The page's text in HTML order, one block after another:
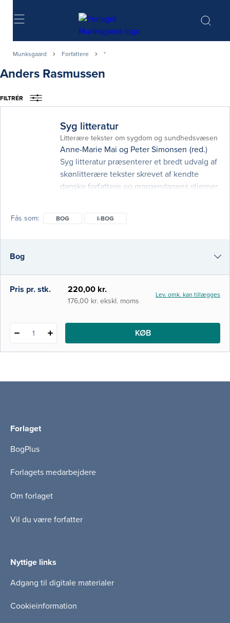
Søg
Munksgaard Forfattere *
Anders Rasmussen
FILTRÉR
Syg litteratur
Litterære tekster om sygdom og sundhedsvæsen
Anne-Marie Mai og Peter Simonsen (red.)
Syg litteratur præsenterer et bredt udvalg af
skønlitterære tekster skrevet af kendte
danske forfattere og morgendagens stjerner.
Bogen er tænkt som et inspirationsværk, der
noveller og romaner i stig
Fås som BOG I-BOG
Bog
i-bog
Pris pr. stk. 220,00 kr.
176,00 kr. ekskl. moms
Lev. omk. kan tillægges
1 KØB
Forlaget
BogPlus
Forlagets medarbejdere
Om forlaget
Vil du være forfatter
Nyttige links
Adgang til digitale materialer
Cookieinformation